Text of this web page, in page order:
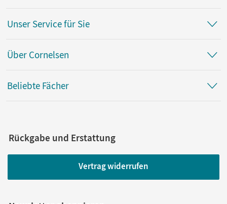
Unser Service für Sie
Über Cornelsen
Beliebte Fächer
Rückgabe und Erstattung
Vertrag widerrufen